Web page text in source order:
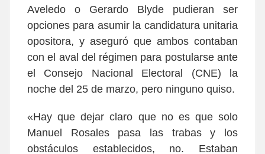
Aveledo o Gerardo Blyde pudieran ser
opciones para asumir la candidatura unitaria
opositora, y aseguró que ambos contaban
con el aval del régimen para postularse ante
el Consejo Nacional Electoral (CNE) la
noche del 25 de marzo, pero ninguno quiso.
«Hay que dejar claro que no es que solo
Manuel Rosales pasa las trabas y los
obstáculos establecidos, no. Estaban